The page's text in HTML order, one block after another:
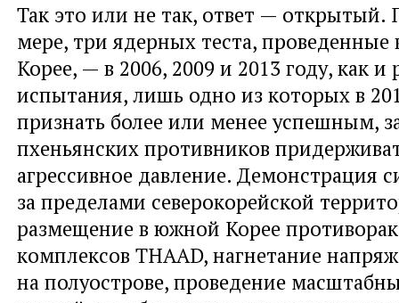
Так это или не так, ответ — открытый.
мере, три ядерных теста, проведенные
Корее, — в 2006, 2009 и 2013 году, как и
испытания, лишь одно из которых в
признать более или менее успешным,
пхеньянских противников
агрессивное давление. Демонстрация
за пределами северокорейской
размещение в южной Корее
комплексов THAAD, нагнетание
на полуострове, проведение